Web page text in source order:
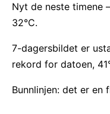
Nyt de neste timene
32°C.
7-dagersbildet er
rekord for datoen,
Bunnlinjen: det er